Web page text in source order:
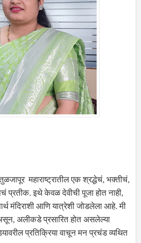
महाराष्ट्रातील एक श्रद्धेचं, भक्तीचं,
इथे केवळ देवीची पूजा होत नाही,
मंदिराशी आणि यात्रेशी जोडलेला आहे. मी
अलीकडे प्रसारित होत असलेल्या
प्रतिक्रिया वाचून मन प्रचंड व्यथित